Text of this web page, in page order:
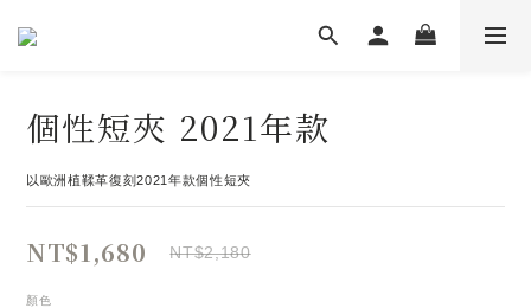
個性短夾 2021年款
以歐洲植鞣革復刻2021年款個性短夾
NT$1,680 NT$2,180
顏色